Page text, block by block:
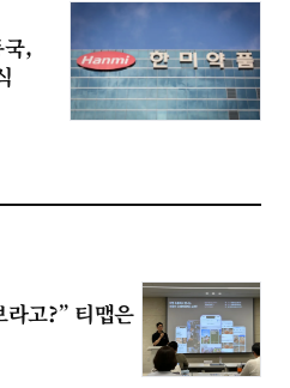
국,
라고?” 티맵은